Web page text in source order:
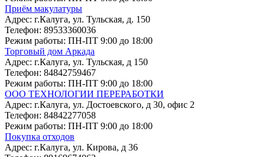
Приём макулатуры
Адрес: г.Калуга, ул. Тульская, д. 150
Телефон: 89533360036
Режим работы: ПН-ПТ 9:00 до 18:00
Торговый дом Аркада
Адрес: г.Калуга, ул. Тульская, д 150
Телефон: 84842759467
Режим работы: ПН-ПТ 9:00 до 18:00
ООО ТЕХНОЛОГИИ ПЕРЕРАБОТКИ
Адрес: г.Калуга, ул. Достоевского, д 30, офис 2
Телефон: 84842277058
Режим работы: ПН-ПТ 9:00 до 18:00
Покупка отходов
Адрес: г.Калуга, ул. Кирова, д 36